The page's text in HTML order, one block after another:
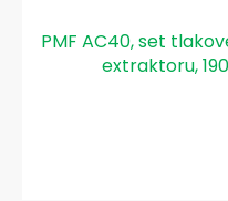
PMF AC40, set
extraktoru,